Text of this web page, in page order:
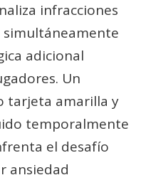
infracciones
simultáneamente
adicional
Un
tarjeta amarilla y
temporalmente
el desafío
ansiedad